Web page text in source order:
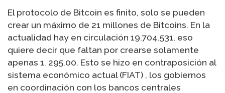
El protocolo de Bitcoin es finito, solo se pueden
crear un máximo de 21 millones de Bitcoins. En la
actualidad hay en circulación 19.704.531, eso
quiere decir que faltan por crearse solamente
apenas 1. 295.00. Esto se hizo en contraposición al
sistema económico actual (FIAT) , los gobiernos
en coordinación con los bancos centrales